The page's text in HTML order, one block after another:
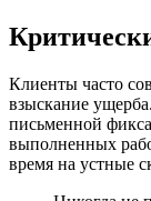
Клиенты часто
взыскание
письменной
выполненных
время на устные